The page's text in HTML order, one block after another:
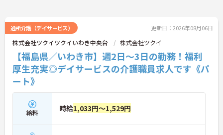
通所介護（デイサービス） 更新日：2026年08月06日
株式会社ツクイツクイいわき中央台 株式会社ツクイ
【福島県／いわき市】週2日～3日の勤務！福利
厚生充実◎デイサービスの介護職員求人です《パ
ート》
給料 時給1,033円～1,529円